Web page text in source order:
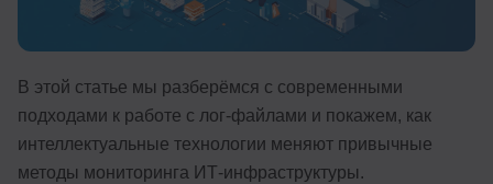
В этой статье мы разберёмся с современными
подходами к работе с лог-файлами и покажем, как
интеллектуальные технологии меняют привычные
методы мониторинга ИТ-инфраструктуры.
Акции и промокоды